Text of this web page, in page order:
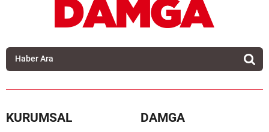
KURUMSAL DAMGA